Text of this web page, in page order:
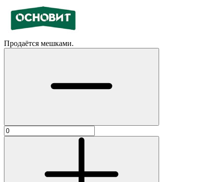
Продаётся мешками.